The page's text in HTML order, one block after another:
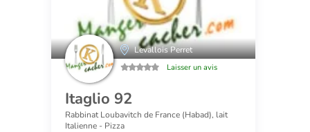
Levallois Perret
Laisser un avis
Itaglio 92
Rabbinat Loubavitch de France (Habad), lait
Italienne - Pizza